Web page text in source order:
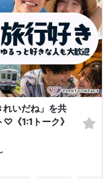
れいだね」を共
《1:1トーク》